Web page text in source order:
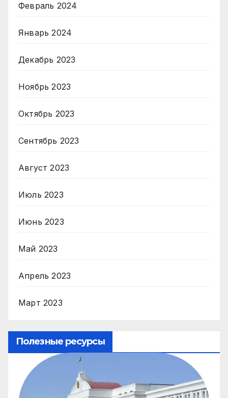
Февраль 2024
Январь 2024
Декабрь 2023
Ноябрь 2023
Октябрь 2023
Сентябрь 2023
Август 2023
Июль 2023
Июнь 2023
Май 2023
Апрель 2023
Март 2023
Полезные ресурсы